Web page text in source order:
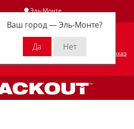
Эль-Монте
Ваш город —Эль-Монте?
Личный кабинет
Оформить заказ